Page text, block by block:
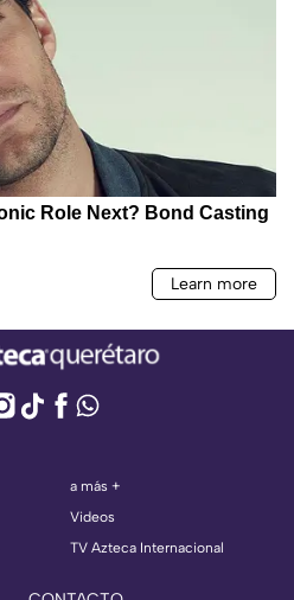
a más +
Videos
TV Azteca Internacional